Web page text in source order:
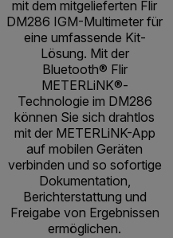
mit dem mitgelieferten Flir
DM286 IGM-Multimeter für
eine umfassende Kit-
Lösung. Mit der
Bluetooth® Flir
METERLiNK®-
Technologie im DM286
können Sie sich drahtlos
mit der METERLiNK-App
auf mobilen Geräten
verbinden und so sofortige
Dokumentation,
Berichterstattung und
Freigabe von Ergebnissen
ermöglichen.